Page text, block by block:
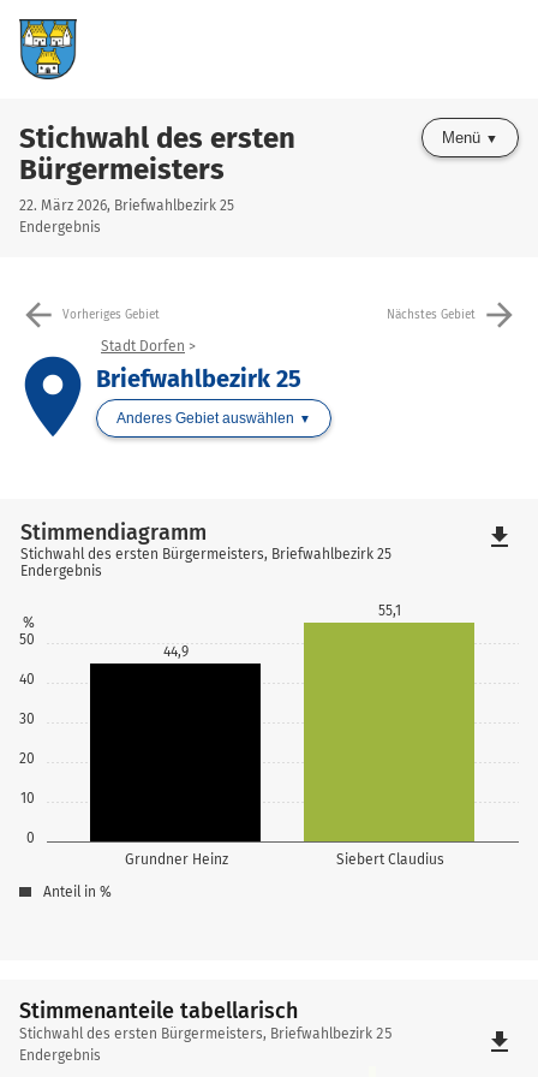
Stichwahl des ersten
Bürgermeisters
22. März 2026, Briefwahlbezirk 25
Endergebnis
Menü
arrow_back Vorheriges Gebiet Nächstes Gebiet arrow_forward
place
Stadt Dorfen
Briefwahlbezirk 25
Anderes Gebiet auswählen
0
10
20
30
40
50
%
Grundner Heinz Siebert Claudius
44,9
55,1
Stimmendiagramm
Stichwahl des ersten Bürgermeisters, Briefwahlbezirk 25
Endergebnis
Anteil in %
file_download
Stimmenanteile tabellarisch
Stimmenanteile
tabellarisch
Stichwahl des ersten Bürgermeisters, Briefwahlbezirk 25
Endergebnis
file_download